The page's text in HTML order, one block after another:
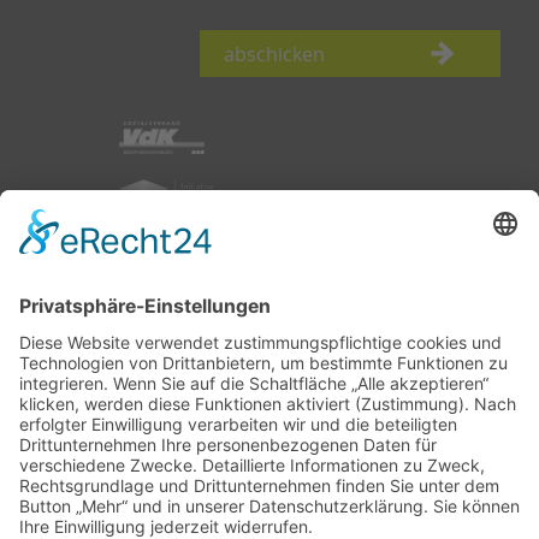
abschicken